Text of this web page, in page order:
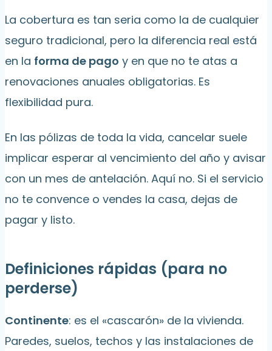
La cobertura es tan seria como la de cualquier
seguro tradicional, pero la diferencia real está
en la forma de pago y en que no te atas a
renovaciones anuales obligatorias. Es
flexibilidad pura.
En las pólizas de toda la vida, cancelar suele
implicar esperar al vencimiento del año y avisar
con un mes de antelación. Aquí no. Si el servicio
no te convence o vendes la casa, dejas de
pagar y listo.
Definiciones rápidas (para no
perderse)
Continente: es el «cascarón» de la vivienda.
Paredes, suelos, techos y las instalaciones de